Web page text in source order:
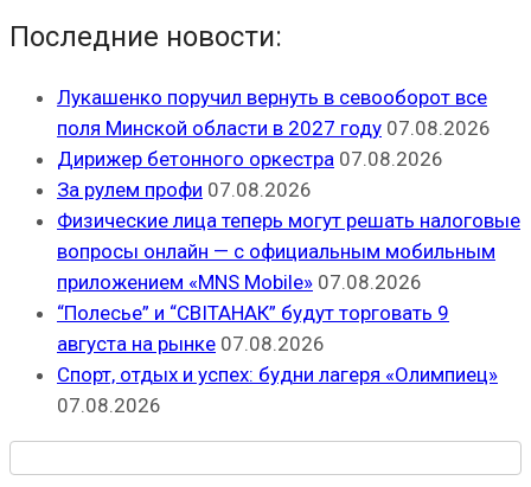
Последние новости:
Лукашенко поручил вернуть в севооборот все
поля Минской области в 2027 году 07.08.2026
Дирижер бетонного оркестра 07.08.2026
За рулем профи 07.08.2026
Физические лица теперь могут решать налоговые
вопросы онлайн — с официальным мобильным
приложением «MNS Mobile» 07.08.2026
“Полесье” и “СВІТАНАК” будут торговать 9
августа на рынке 07.08.2026
Спорт, отдых и успех: будни лагеря «Олимпиец»
07.08.2026